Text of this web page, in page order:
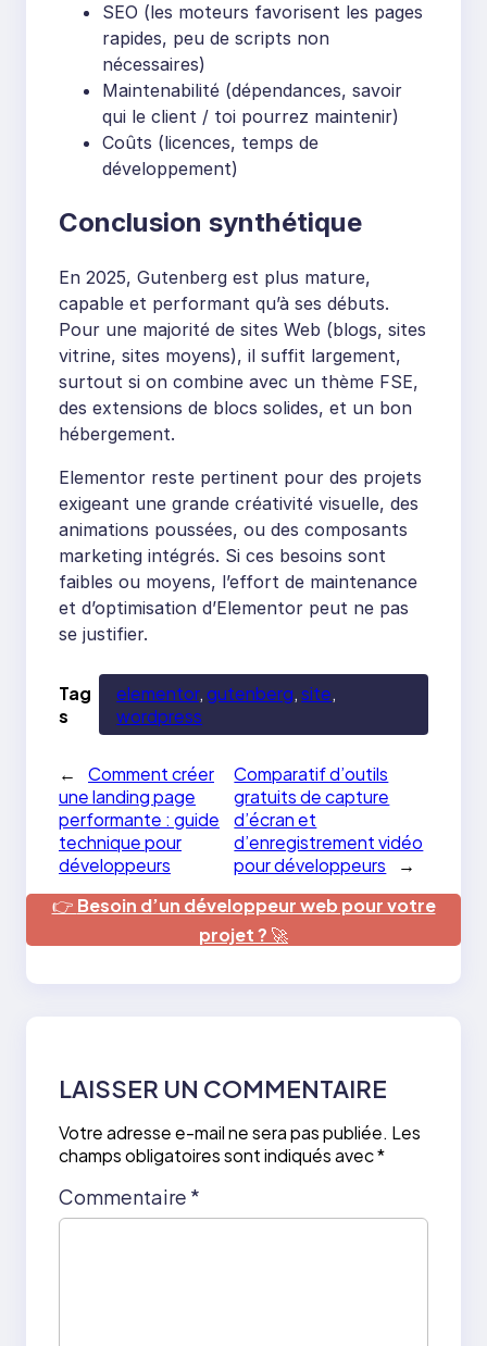
SEO (les moteurs favorisent les pages
rapides, peu de scripts non
nécessaires)
Maintenabilité (dépendances, savoir
qui le client / toi pourrez maintenir)
Coûts (licences, temps de
développement)
Conclusion synthétique
En 2025, Gutenberg est plus mature,
capable et performant qu’à ses débuts.
Pour une majorité de sites Web (blogs, sites
vitrine, sites moyens), il suffit largement,
surtout si on combine avec un thème FSE,
des extensions de blocs solides, et un bon
hébergement.
Elementor reste pertinent pour des projets
exigeant une grande créativité visuelle, des
animations poussées, ou des composants
marketing intégrés. Si ces besoins sont
faibles ou moyens, l’effort de maintenance
et d’optimisation d’Elementor peut ne pas
se justifier.
Tag
s
elementor, gutenberg, site
wordpress
←
Comment créer
une landing page
performante : guide
technique pour
développeurs
Comparatif d’outils
gratuits de capture
d’écran et
d’enregistrement vidéo
pour développeurs
→
👉 Besoin d’un développeur web pour votre
projet ? 🚀
LAISSER UN COMMENTAIRE
Votre adresse e-mail ne sera pas publiée. Les
champs obligatoires sont indiqués avec*
Commentaire *